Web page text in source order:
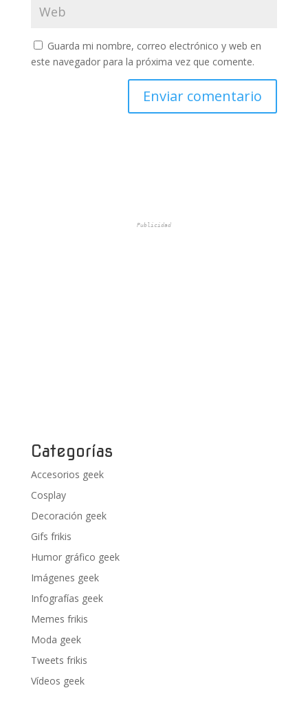
Guarda mi nombre, correo electrónico y web en
este navegador para la próxima vez que comente.
Publicidad
Categorías
Accesorios geek
Cosplay
Decoración geek
Gifs frikis
Humor gráfico geek
Imágenes geek
Infografías geek
Memes frikis
Moda geek
Tweets frikis
Vídeos geek